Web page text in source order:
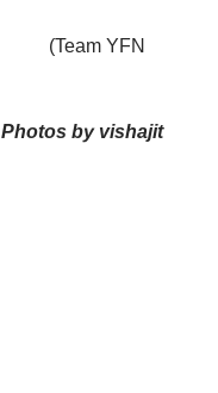
(Team YFN
Photos by vishajit